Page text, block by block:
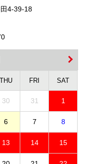
4-39-18
THU FRI SAT
30 31 1
6 7 8
13 14 15